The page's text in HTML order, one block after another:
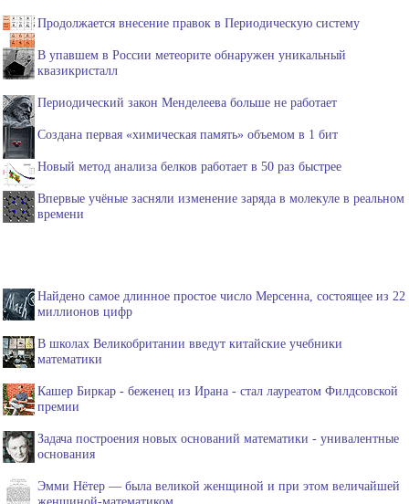
Продолжается внесение правок в Периодическую систему
В упавшем в России метеорите обнаружен уникальный
квазикристалл
Периодический закон Менделеева больше не работает
Создана первая «химическая память» объемом в 1 бит
Новый метод анализа белков работает в 50 раз быстрее
Впервые учёные засняли изменение заряда в молекуле в реальном
времени
Найдено самое длинное простое число Мерсенна, состоящее из 22
миллионов цифр
В школах Великобритании введут китайские учебники
математики
Кашер Биркар - беженец из Ирана - стал лауреатом Филдсовской
премии
Задача построения новых оснований математики - унивалентные
основания
Эмми Нётер — была великой женщиной и при этом величайшей